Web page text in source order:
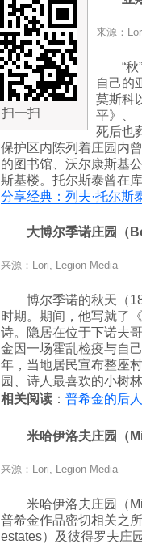
扫一扫
来源：
“
自己的
莫斯科
平》、
死后也
保护区内陈列着庄园内
的图书馆、沃尔康斯基
斯基楼。托尔斯泰曾在
分享经典：列夫·托尔斯
大博尔季诺庄园（
来源：Lori, Legion Media
博尔季诺的秋天（
时期。期间，他写就了
诗。隐居在位于下诺夫
金因一场霍乱检疫与自
年，当地居民宣布整座
园、诗人最喜欢的小树
相关阅读 ： 普希金的后
米哈伊洛夫庄园（
来源：Lori, Legion Media
米哈伊洛夫庄园（
普希金作品密切相关之
estates）及彼得罗夫庄